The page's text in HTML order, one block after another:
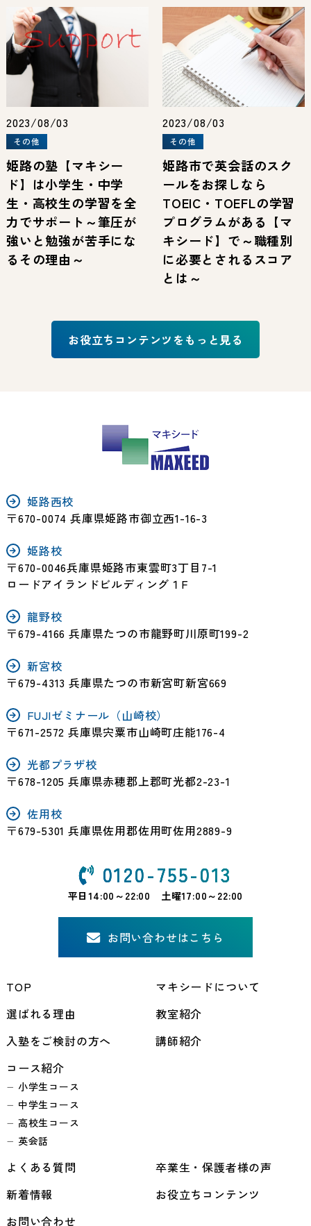
2023/08/03
その他
姫路の塾【マキシー
ド】は小学生・中学
生・高校生の学習を全
力でサポート～筆圧が
強いと勉強が苦手にな
るその理由～
2023/08/03
その他
姫路市で英会話のスク
ールをお探しなら
TOEIC・TOEFLの学習
プログラムがある【マ
キシード】で～職種別
に必要とされるスコア
とは～
お役立ちコンテンツをもっと見る
姫路西校
〒670-0074 兵庫県姫路市御立西1-16-3
姫路校
〒670-0046兵庫県姫路市東雲町3丁目7-1
ロードアイランドビルディング１F
龍野校
〒679-4166 兵庫県たつの市龍野町川原町199-2
新宮校
〒679-4313 兵庫県たつの市新宮町新宮669
FUJIゼミナール（山崎校）
〒671-2572 兵庫県宍粟市山崎町庄能176-4
光都プラザ校
〒678-1205 兵庫県赤穂郡上郡町光都2-23-1
佐用校
〒679-5301 兵庫県佐用郡佐用町佐用2889-9
0120-755-013
平日14:00～22:00 土曜17:00～22:00
お問い合わせはこちら
TOP
マキシードについて
選ばれる理由
教室紹介
入塾をご検討の方へ
講師紹介
コース紹介
小学生コース
中学生コース
高校生コース
英会話
よくある質問
卒業生・保護者様の声
新着情報
お役立ちコンテンツ
お問い合わせ